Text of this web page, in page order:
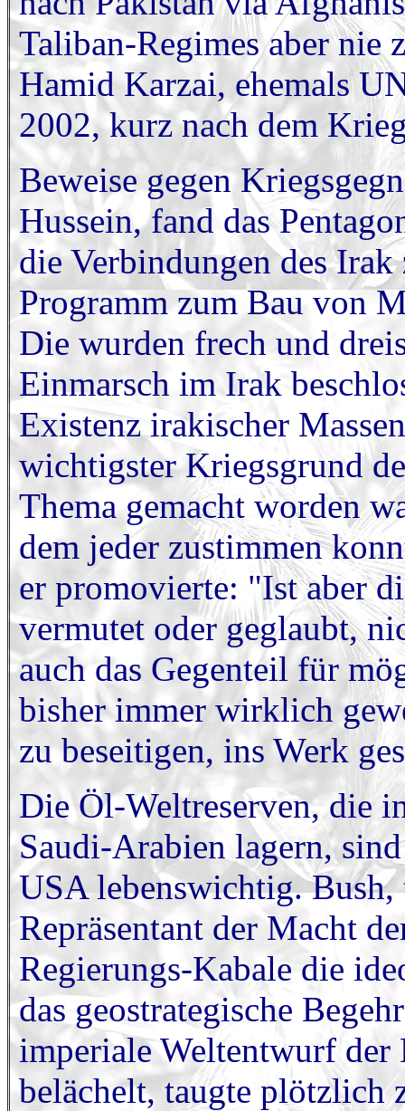
Taliban-Regimes aber nie
Hamid Karzai, ehemals
2002, kurz nach dem
Beweise gegen
Hussein, fand das
die Verbindungen des
Programm zum Bau von
Die wurden frech und
Einmarsch im Irak
Existenz irakischer
wichtigster Kriegsgrund
Thema gemacht worden
dem jeder zustimmen
er promovierte: "Ist aber
vermutet oder geglaubt,
auch das Gegenteil für
bisher immer wirklich
zu beseitigen, ins Werk
Die Öl-Weltreserven, die
Saudi-Arabien lagern,
USA lebenswichtig.
Repräsentant der Macht
Regierungs-Kabale die
das geostrategische
imperiale Weltentwurf der
belächelt, taugte plötzlich